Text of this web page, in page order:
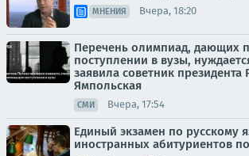
МНЕНИЯ Вчера, 18:20
Перечень олимпиад, дающих
поступлении в вузы,
заявила советник президента
Ямпольская
СМИ Вчера, 17:54
Единый экзамен по русскому
иностранных абитуриентов